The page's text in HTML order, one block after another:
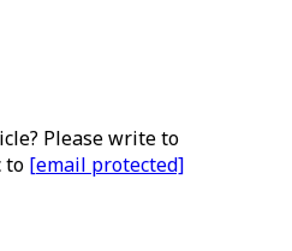
Please write to
to [email protected]